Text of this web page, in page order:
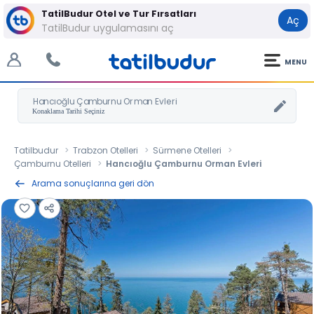
TatilBudur Otel ve Tur Fırsatları
TatilBudur uygulamasını aç
Aç
MENU
Hancıoğlu Çamburnu Orman Evleri
Tatilbudur Trabzon Otelleri
Sürmene Otelleri
Çamburnu Otelleri
Hancıoğlu Çamburnu Orman Evleri
Arama sonuçlarına geri dön